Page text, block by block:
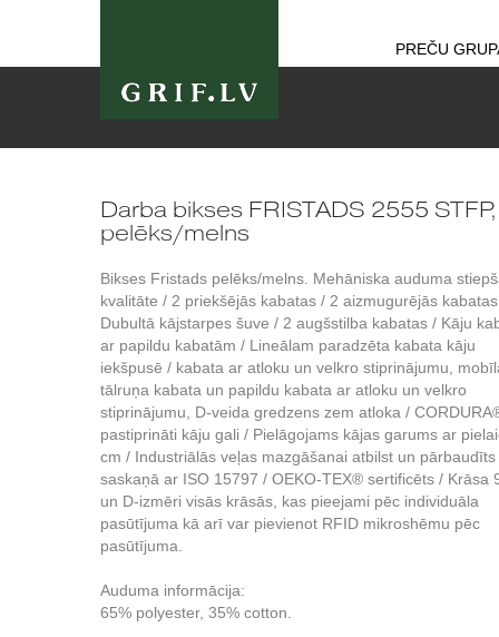
PREČU
Darba bikses FRISTADS 2555 STFP,
pelēks/melns
Bikses Fristads pelēks/melns. Mehāniska auduma
kvalitāte / 2 priekšējās kabatas / 2 aizmugurējās
Dubultā kājstarpes šuve / 2 augšstilba kabatas / Kāju
ar papildu kabatām / Lineālam paradzēta kabata kāju
iekšpusē / kabata ar atloku un velkro stiprinājumu,
tālruņa kabata un papildu kabata ar atloku un velkro
stiprinājumu, D-veida gredzens zem atloka /
pastiprināti kāju gali / Pielāgojams kājas garums ar
cm / Industriālās veļas mazgāšanai atbilst un pārbaudīts
saskaņā ar ISO 15797 / OEKO-TEX® sertificēts / Krāsa
un D-izmēri visās krāsās, kas pieejami pēc individuāla
pasūtījuma kā arī var pievienot RFID mikroshēmu pēc
pasūtījuma.
Auduma informācija:
65% polyester, 35% cotton.